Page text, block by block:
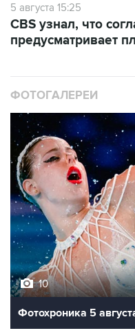
5 августа 15:25
CBS узнал, что
предусматривает
ФОТОГАЛЕРЕИ
10
Фотохроника 5